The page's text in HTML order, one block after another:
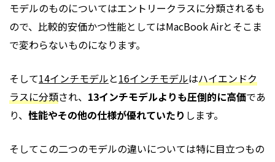
モデルのものについてはエントリークラスに分類されるも
ので、比較的安価かつ性能としてはMacBook Airとそこま
で変わらないものになります。
そして14インチモデルと16インチモデルはハイエンドク
ラスに分類され、 13インチモデルよりも圧倒的に高価であ
り、 性能やその他の仕様が優れていたり します。
そしてこの二つのモデルの違いについては特に目立つもの